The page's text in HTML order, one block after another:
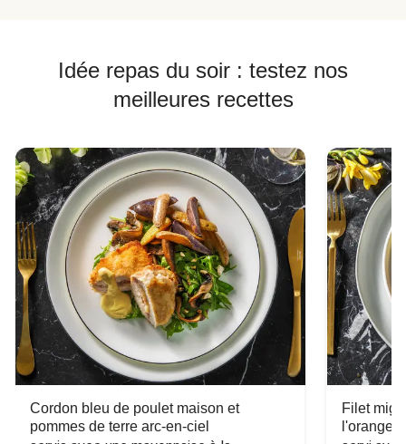
Idée repas du soir : testez nos
meilleures recettes
Cordon bleu de poulet maison et
pommes de terre arc-en-ciel
Filet
l'orange